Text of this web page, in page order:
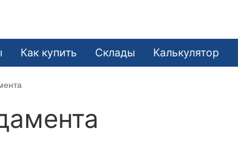
Как купить Склады Калькулятор